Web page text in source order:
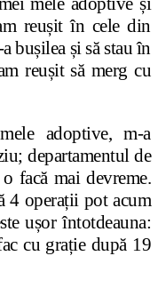
reușit în cele din
bușilea și să stau în
reușit să merg cu
adoptive, m-a
departamentul de
facă mai devreme.
4 operații pot acum
ușor întotdeauna:
cu grație după 19